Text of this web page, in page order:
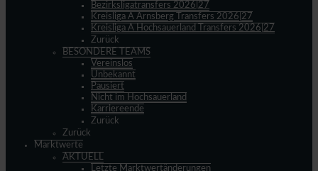
Bezirksligatransfers 2026|27
Kreisliga A Arnsberg Transfers 2026|27
Kreisliga A Hochsauerland Transfers 2026|27
Zurück
BESONDERE TEAMS
Vereinslos
Unbekannt
Pausiert
Nicht im Hochsauerland
Karriereende
Zurück
Zurück
Marktwerte
AKTUELL
Letzte Marktwertänderungen